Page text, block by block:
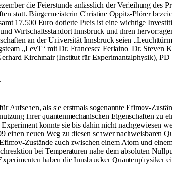
die Feierstunde anlässlich der Verleihung des
statt. Bürgermeisterin Christine Oppitz-Plörer
17.500 Euro dotierte Preis ist eine wichtige
Wirtschaftsstandort Innsbruck und ihren
an der Universität Innsbruck seien
„LevT“ mit Dr. Francesca Ferlaino, Dr.
Kirchmair (Institut für Experimantalphysik),
Aufsehen, als sie erstmals sogenannte Efimov-
ihrer quantenmechanischen Eigenschaften zu
konnte sie bis dahin nicht nachgewiesen
neuen Weg zu diesen schwer nachweisbaren
Zustände auch zwischen einem Atom und
bei Temperaturen nahe dem absoluten
haben die Innsbrucker Quantenphysiker